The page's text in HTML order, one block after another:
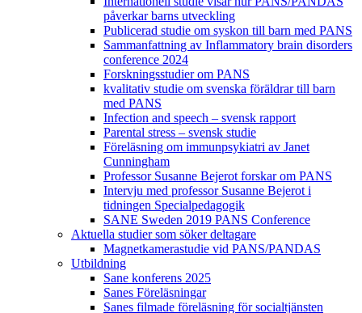
påverkar barns utveckling
Publicerad studie om syskon till barn med PANS
Sammanfattning av Inflammatory brain disorders
conference 2024
Forskningsstudier om PANS
kvalitativ studie om svenska föräldrar till barn
med PANS
Infection and speech – svensk rapport
Parental stress – svensk studie
Föreläsning om immunpsykiatri av Janet
Cunningham
Professor Susanne Bejerot forskar om PANS
Intervju med professor Susanne Bejerot i
tidningen Specialpedagogik
SANE Sweden 2019 PANS Conference
Aktuella studier som söker deltagare
Magnetkamerastudie vid PANS/PANDAS
Utbildning
Sane konferens 2025
Sanes Föreläsningar
Sanes filmade föreläsning för socialtjänsten